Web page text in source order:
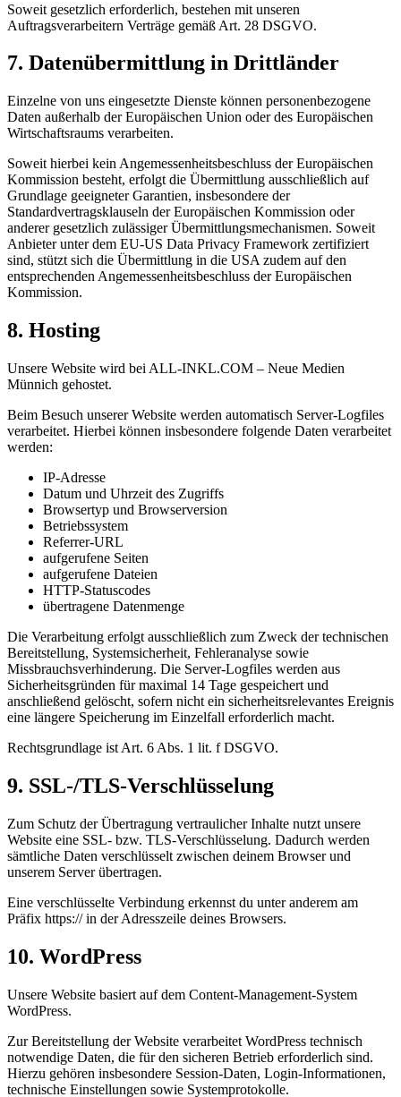
Soweit gesetzlich erforderlich, bestehen mit unseren
Auftragsverarbeitern Verträge gemäß Art. 28 DSGVO.
7. Datenübermittlung in Drittländer
Einzelne von uns eingesetzte Dienste können personenbezogene
Daten außerhalb der Europäischen Union oder des Europäischen
Wirtschaftsraums verarbeiten.
Soweit hierbei kein Angemessenheitsbeschluss der Europäischen
Kommission besteht, erfolgt die Übermittlung ausschließlich auf
Grundlage geeigneter Garantien, insbesondere der
Standardvertragsklauseln der Europäischen Kommission oder
anderer gesetzlich zulässiger Übermittlungsmechanismen. Soweit
Anbieter unter dem EU-US Data Privacy Framework zertifiziert
sind, stützt sich die Übermittlung in die USA zudem auf den
entsprechenden Angemessenheitsbeschluss der Europäischen
Kommission.
8. Hosting
Unsere Website wird bei ALL-INKL.COM – Neue Medien
Münnich gehostet.
Beim Besuch unserer Website werden automatisch Server-Logfiles
verarbeitet. Hierbei können insbesondere folgende Daten verarbeitet
werden:
IP-Adresse
Datum und Uhrzeit des Zugriffs
Browsertyp und Browserversion
Betriebssystem
Referrer-URL
aufgerufene Seiten
aufgerufene Dateien
HTTP-Statuscodes
übertragene Datenmenge
Die Verarbeitung erfolgt ausschließlich zum Zweck der technischen
Bereitstellung, Systemsicherheit, Fehleranalyse sowie
Missbrauchsverhinderung. Die Server-Logfiles werden aus
Sicherheitsgründen für maximal 14 Tage gespeichert und
anschließend gelöscht, sofern nicht ein sicherheitsrelevantes Ereignis
eine längere Speicherung im Einzelfall erforderlich macht.
Rechtsgrundlage ist Art. 6 Abs. 1 lit. f DSGVO.
9. SSL-/TLS-Verschlüsselung
Zum Schutz der Übertragung vertraulicher Inhalte nutzt unsere
Website eine SSL- bzw. TLS-Verschlüsselung. Dadurch werden
sämtliche Daten verschlüsselt zwischen deinem Browser und
unserem Server übertragen.
Eine verschlüsselte Verbindung erkennst du unter anderem am
Präfix https:// in der Adresszeile deines Browsers.
10. WordPress
Unsere Website basiert auf dem Content-Management-System
WordPress.
Zur Bereitstellung der Website verarbeitet WordPress technisch
notwendige Daten, die für den sicheren Betrieb erforderlich sind.
Hierzu gehören insbesondere Session-Daten, Login-Informationen,
technische Einstellungen sowie Systemprotokolle.